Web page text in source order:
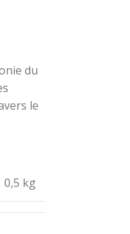
du
le
0,5 kg